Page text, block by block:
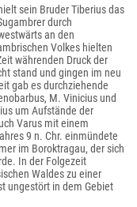
sein Bruder Tiberius das
durch
an den
Volkes hielten
währenden Druck der
stand und gingen im neu
gab es durchziehende
M. Vinicius und
um Aufstände der
Varus mit einem
9 n. Chr. einmündete
im Boroktragau, der sich
In der Folgezeit
Waldes zu einer
ungestört in dem Gebiet